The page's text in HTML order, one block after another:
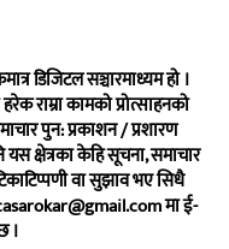
डिजिटल सञ्चारमाध्यम हो ।
राम्रा कामको प्रोत्साहनको
पुन: प्रकाशन / प्रशारण
क्षेत्रका केहि सूचना, समाचार
वा सुझाव भए सिधै
मा ई-
।